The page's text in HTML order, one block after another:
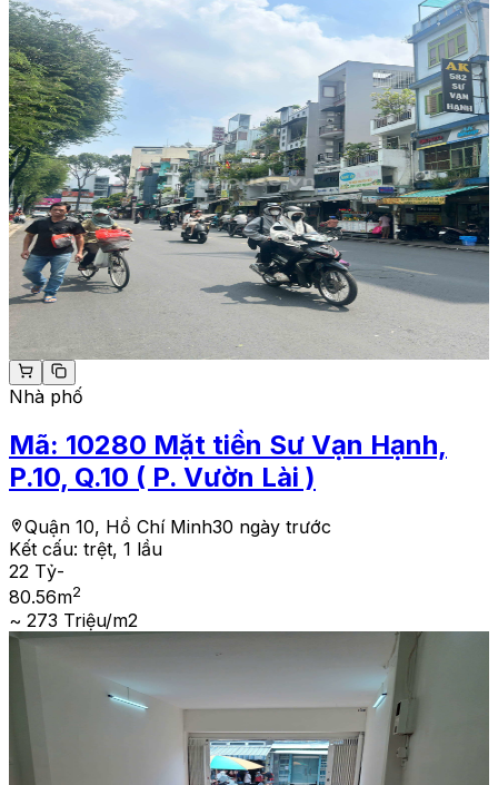
Nhà phố
Mã: 10280 Mặt tiền Sư Vạn Hạnh,
P.10, Q.10 ( P. Vườn Lài )
Quận 10, Hồ Chí Minh30 ngày trước
Kết cấu: trệt, 1 lầu
22 Tỷ-
80.56m2
~ 273 Triệu/m2